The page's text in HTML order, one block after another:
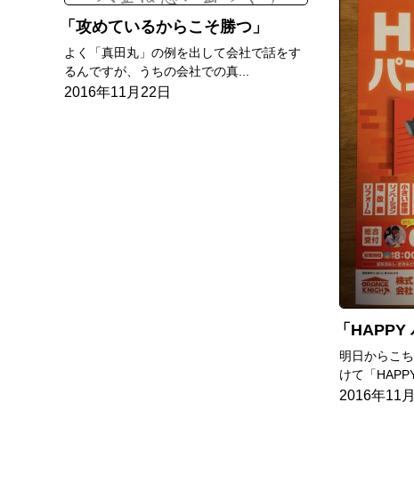
攻めているからこそ勝つ
よく「真田丸」の例を出して会社で話をす
るんですが、うちの会社での真...
2016年11月22日
HAPPY
明日からこ
けて「
2016年11